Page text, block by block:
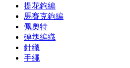
提花鉤編
馬賽克鉤編
佩奧特
磚塊編織
針織
手繩